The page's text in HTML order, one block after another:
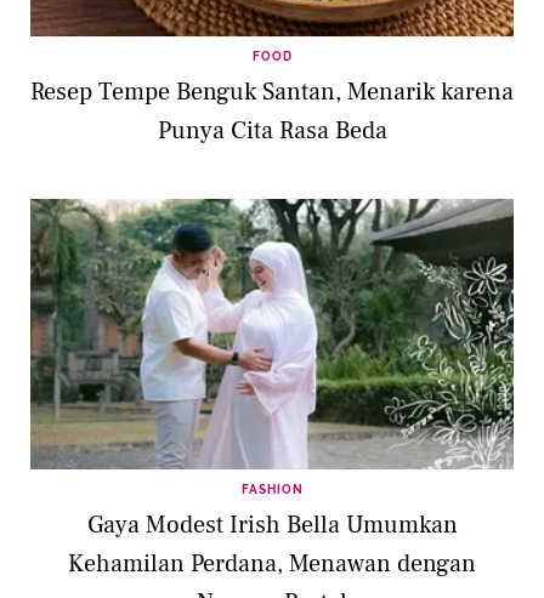
FOOD
Resep Tempe Benguk Santan, Menarik karena
Punya Cita Rasa Beda
FASHION
Gaya Modest Irish Bella Umumkan
Kehamilan Perdana, Menawan dengan